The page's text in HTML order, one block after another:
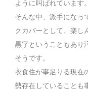
ように叫ばれています。
そんな中、派手になっ
クカバーとして、楽し
黒字ということもあり
そうです。
衣食住が事足りる現在
勢存在していることも